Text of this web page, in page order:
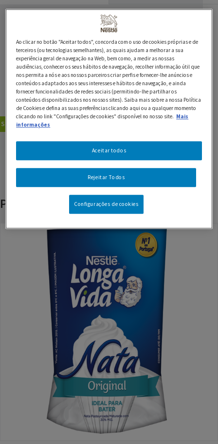
1 embalagem de Natas LONGA VIDA
2 folhas de gelatina incolor
1 c. de café de extracto de baunilha
8 morangos grandes
Sobremesas
Produtos relacionados
Ao clicar no botão "Aceitar todos", concorda com o uso de cookies próprias e de
terceiros (ou tecnologias semelhantes), as quais ajudam a melhorar a sua
experiência geral de navegação na Web, bem como, a medir as nossas
audiências, conhecer os seus hábitos de navegação, recolher informação útil que
nos permita a nós e aos nossos parceiros criar perfis e fornecer-lhe anúncios e
conteúdos adaptados aos seus interesses e hábitos de navegação, e ainda
fornecer funcionalidades de redes sociais (permitindo-lhe partilhar os
conteúdos disponibilizados nos nossos sites). Saiba mais sobre a nossa Política
de Cookies e defina as suas preferências clicando aqui ou a qualquer momento
clicando no link "Configurações de cookies" disponível no nosso site. Mais
informações
Rejeitar Todos
Aceitar todos
Configurações de cookies